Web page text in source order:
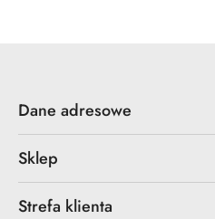
Dane adresowe
Sklep
Strefa klienta